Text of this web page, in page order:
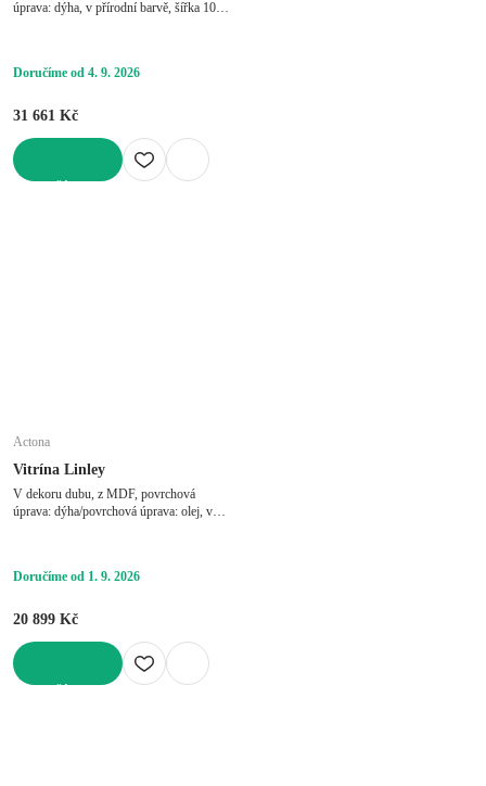
úprava: dýha, v přírodní barvě, šířka 100
Doručíme od 4. 9. 2026
31 661 Kč
Actona
Vitrína Linley
V dekoru dubu, z MDF, povrchová
úprava: dýha/povrchová úprava: olej, v
Doručíme od 1. 9. 2026
20 899 Kč